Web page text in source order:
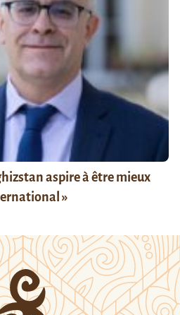
aspire à être mieux
»